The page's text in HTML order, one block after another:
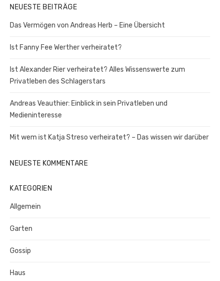
NEUESTE BEITRÄGE
Das Vermögen von Andreas Herb – Eine Übersicht
Ist Fanny Fee Werther verheiratet?
Ist Alexander Rier verheiratet? Alles Wissenswerte zum
Privatleben des Schlagerstars
Andreas Veauthier: Einblick in sein Privatleben und
Medieninteresse
Mit wem ist Katja Streso verheiratet? – Das wissen wir darüber
NEUESTE KOMMENTARE
KATEGORIEN
Allgemein
Garten
Gossip
Haus